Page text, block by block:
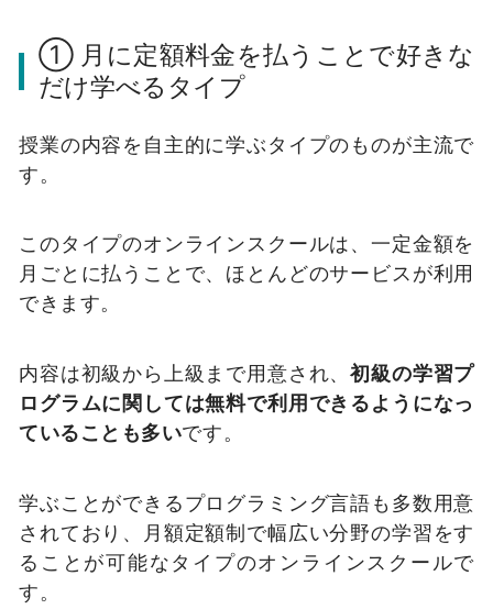
① 月に定額料金を払うことで好きな
だけ学べるタイプ
授業の内容を自主的に学ぶタイプのものが主流で
す。
このタイプのオンラインスクールは、一定金額を
月ごとに払うことで、ほとんどのサービスが利用
できます。
内容は初級から上級まで用意され、初級の学習プ
ログラムに関しては無料で利用できるようになっ
ていることも多いです。
学ぶことができるプログラミング言語も多数用意
されており、月額定額制で幅広い分野の学習をす
ることが可能なタイプのオンラインスクールで
す。